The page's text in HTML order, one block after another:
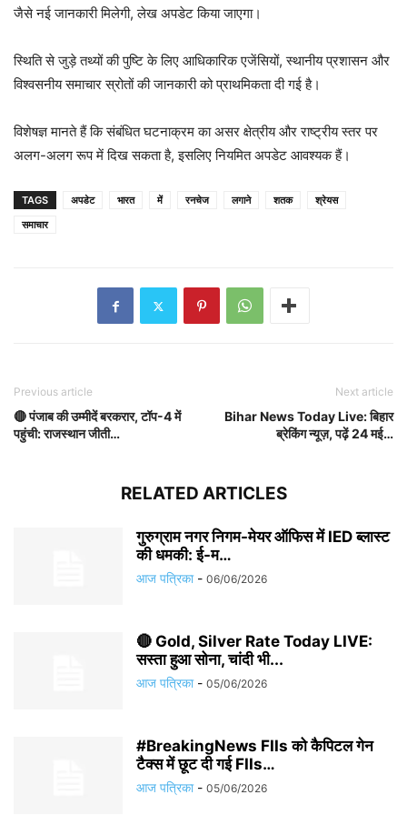
जैसे नई जानकारी मिलेगी, लेख अपडेट किया जाएगा।
स्थिति से जुड़े तथ्यों की पुष्टि के लिए आधिकारिक एजेंसियों, स्थानीय प्रशासन और
विश्वसनीय समाचार स्रोतों की जानकारी को प्राथमिकता दी गई है।
विशेषज्ञ मानते हैं कि संबंधित घटनाक्रम का असर क्षेत्रीय और राष्ट्रीय स्तर पर
अलग-अलग रूप में दिख सकता है, इसलिए नियमित अपडेट आवश्यक हैं।
TAGS अपडेट भारत में रनचेज लगाने शतक
श्रेयस
समाचार
Previous article
🔴 पंजाब की उम्मीदें बरकरार, टॉप-4 में
पहुंची: राजस्थान जीती…
Next article
Bihar News Today Live: बिहार
ब्रेकिंग न्यूज़, पढ़ें 24 मई…
RELATED ARTICLES
गुरुग्राम नगर निगम-मेयर ऑफिस में IED ब्लास्ट
की धमकी: ई-म…
आज पत्रिका - 06/06/2026
🔴 Gold, Silver Rate Today LIVE:
सस्ता हुआ सोना, चांदी भी...
आज पत्रिका - 05/06/2026
#BreakingNews FIIs को कैपिटल गेन
टैक्स में छूट दी गई FIIs…
आज पत्रिका - 05/06/2026